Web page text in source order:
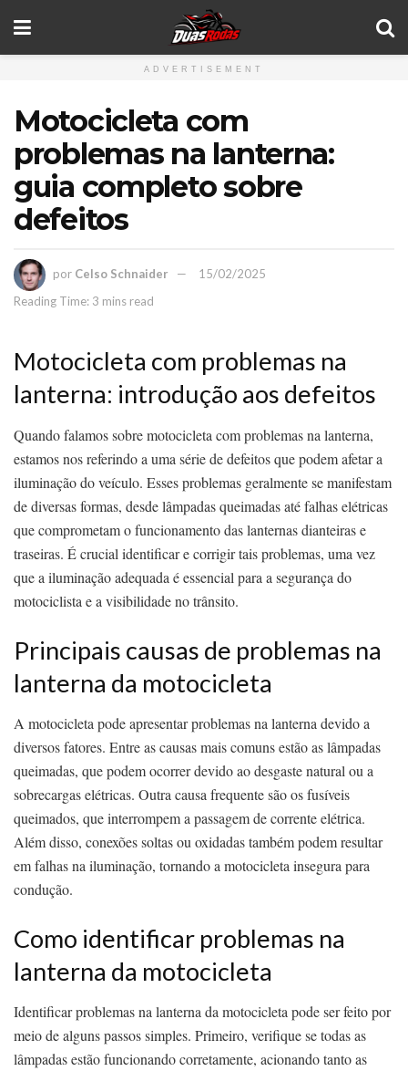
ADVERTISEMENT
Motocicleta com
problemas na lanterna:
guia completo sobre
defeitos
por Celso Schnaider
15/02/2025
Reading Time: 3 mins read
Motocicleta com problemas na
lanterna: introdução aos defeitos
Quando falamos sobre motocicleta com problemas na lanterna,
estamos nos referindo a uma série de defeitos que podem afetar a
iluminação do veículo. Esses problemas geralmente se manifestam
de diversas formas, desde lâmpadas queimadas até falhas elétricas
que comprometam o funcionamento das lanternas dianteiras e
traseiras. É crucial identificar e corrigir tais problemas, uma vez
que a iluminação adequada é essencial para a segurança do
motociclista e a visibilidade no trânsito.
Principais causas de problemas na
lanterna da motocicleta
A motocicleta pode apresentar problemas na lanterna devido a
diversos fatores. Entre as causas mais comuns estão as lâmpadas
queimadas, que podem ocorrer devido ao desgaste natural ou a
sobrecargas elétricas. Outra causa frequente são os fusíveis
queimados, que interrompem a passagem de corrente elétrica.
Além disso, conexões soltas ou oxidadas também podem resultar
em falhas na iluminação, tornando a motocicleta insegura para
condução.
Como identificar problemas na
lanterna da motocicleta
Identificar problemas na lanterna da motocicleta pode ser feito por
meio de alguns passos simples. Primeiro, verifique se todas as
lâmpadas estão funcionando corretamente, acionando tanto as